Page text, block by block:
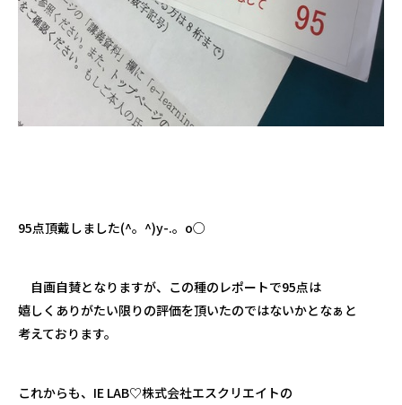
95点頂戴しました(^。^)y-.。o○
自画自賛となりますが、この種のレポートで95点は
嬉しくありがたい限りの評価を頂いたのではないかとなぁと
考えております。
これからも、IE LAB♡株式会社エスクリエイトの